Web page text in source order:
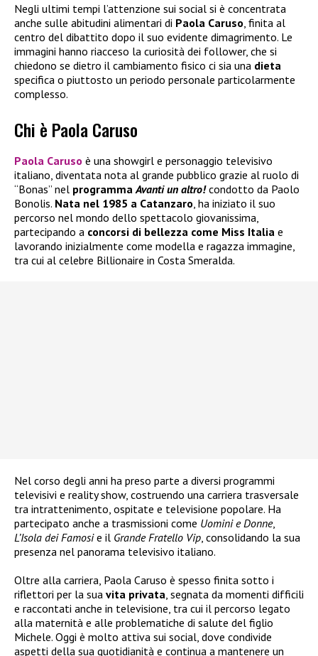
Negli ultimi tempi l’attenzione sui social si è concentrata
anche sulle abitudini alimentari di Paola Caruso , finita al
centro del dibattito dopo il suo evidente dimagrimento. Le
immagini hanno riacceso la curiosità dei follower, che si
chiedono se dietro il cambiamento fisico ci sia una dieta
specifica o piuttosto un periodo personale particolarmente
complesso.
Chi è Paola Caruso
Paola Caruso è una showgirl e personaggio televisivo
italiano, diventata nota al grande pubblico grazie al ruolo di
“Bonas” nel programmaAvanti un altro!condotto da Paolo
Bonolis. Nata nel 1985 a Catanzaro, ha iniziato il suo
percorso nel mondo dello spettacolo giovanissima,
partecipando a concorsi di bellezza come Miss Italia e
lavorando inizialmente come modella e ragazza immagine,
tra cui al celebre Billionaire in Costa Smeralda.
Nel corso degli anni ha preso parte a diversi programmi
televisivi e reality show, costruendo una carriera trasversale
tra intrattenimento, ospitate e televisione popolare. Ha
partecipato anche a trasmissioni come Uomini e Donne,
L’Isola dei Famosie il Grande Fratello Vip, consolidando la sua
presenza nel panorama televisivo italiano.
Oltre alla carriera, Paola Caruso è spesso finita sotto i
riflettori per la sua vita privata, segnata da momenti difficili
e raccontati anche in televisione, tra cui il percorso legato
alla maternità e alle problematiche di salute del figlio
Michele. Oggi è molto attiva sui social, dove condivide
aspetti della sua quotidianità e continua a mantenere un